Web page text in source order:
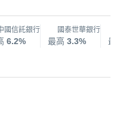
國信託銀行
6.2%
國泰世華銀行
最高 3.3% 最